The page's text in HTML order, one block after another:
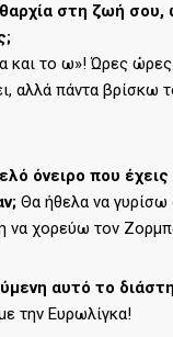
στη ζωή
και το ω»! Ώρες
αλλά πάντα βρίσκω
όνειρο που έχεις
Θα ήθελα να
να χορεύω τον
αυτό το
την Ευρωλίγκα!